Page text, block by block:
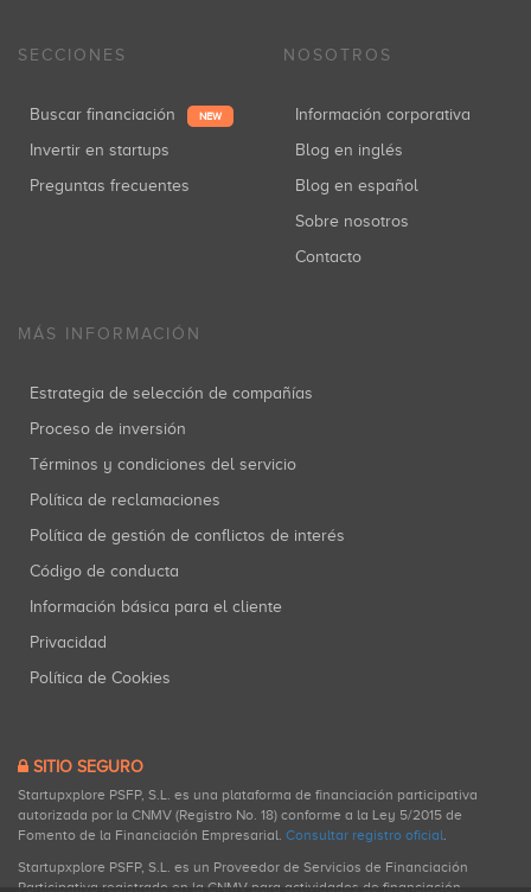
SECCIONES
Buscar financiación NEW
Invertir en startups
Preguntas frecuentes
NOSOTROS
Información corporativa
Blog en inglés
Blog en español
Sobre nosotros
Contacto
MÁS INFORMACIÓN
Estrategia de selección de compañías
Proceso de inversión
Términos y condiciones del servicio
Política de reclamaciones
Política de gestión de conflictos de interés
Código de conducta
Información básica para el cliente
Privacidad
Política de Cookies
SITIO SEGURO
Startupxplore PSFP, S.L. es una plataforma de financiación participativa
autorizada por la CNMV (Registro No. 18) conforme a la Ley 5/2015 de
Fomento de la Financiación Empresarial. Consultar registro oficial
Startupxplore PSFP, S.L. es un Proveedor de Servicios de Financiación
Participativa registrado en la CNMV para actividades de financiación